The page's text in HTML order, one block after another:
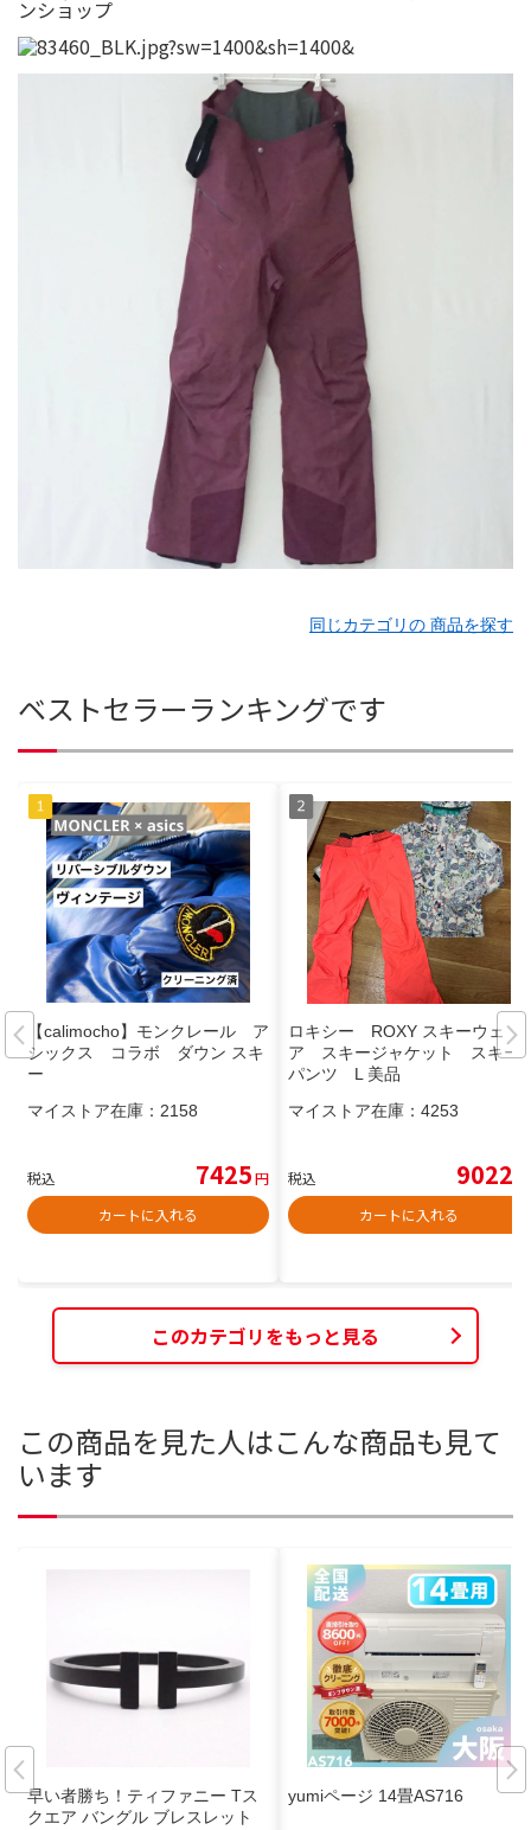
同じカテゴリの 商品を探す
ベストセラーランキングです
【calimocho】モンクレール ア
シックス コラボ ダウン スキ
ー
マイストア在庫： 2158
税込 7425円
カートに入れる
ロキシー ROXY スキーウェ
ア スキージャケット スキー
パンツ L 美品
マイストア在庫： 4253
税込 9022
カートに入れる
このカテゴリをもっと見る
この商品を見た人はこんな商品も見て
います
早い者勝ち！ティファニー Tス
クエア バングル ブレスレット
yumiページ 14畳AS716